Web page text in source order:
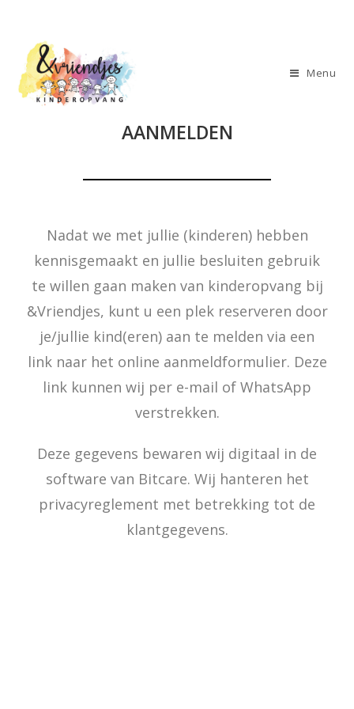
Menu
AANMELDEN
Nadat we met jullie (kinderen) hebben
kennisgemaakt en jullie besluiten gebruik
te willen gaan maken van kinderopvang bij
&Vriendjes, kunt u een plek reserveren door
je/jullie kind(eren) aan te melden via een
link naar het online aanmeldformulier. Deze
link kunnen wij per e-mail of WhatsApp
verstrekken.
Deze gegevens bewaren wij digitaal in de
software van Bitcare. Wij hanteren het
privacyreglement met betrekking tot de
klantgegevens.